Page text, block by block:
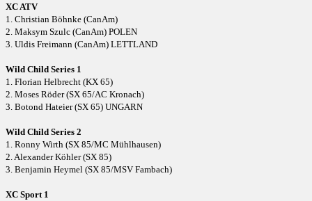
XC ATV
1. Christian Böhnke (CanAm)
2. Maksym Szulc (CanAm) POLEN
3. Uldis Freimann (CanAm) LETTLAND
Wild Child Series 1
1. Florian Helbrecht (KX 65)
2. Moses Röder (SX 65/AC Kronach)
3. Botond Hateier (SX 65) UNGARN
Wild Child Series 2
1. Ronny Wirth (SX 85/MC Mühlhausen)
2. Alexander Köhler (SX 85)
3. Benjamin Heymel (SX 85/MSV Fambach)
XC Sport 1